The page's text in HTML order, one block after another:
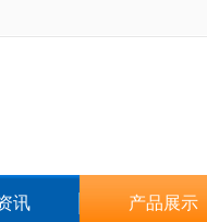
讯 产品展示